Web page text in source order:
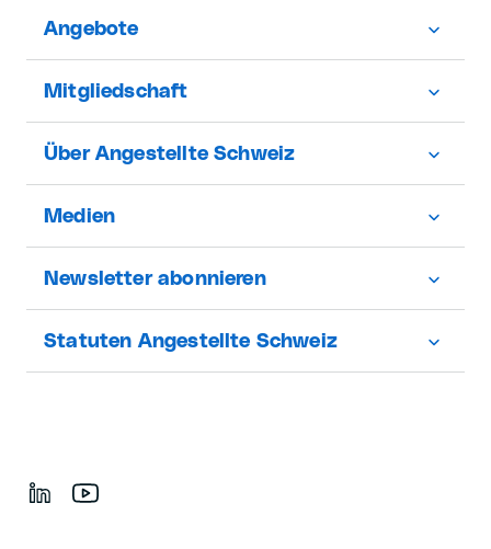
Angebote
Mitgliedschaft
Über Angestellte Schweiz
Medien
Newsletter abonnieren
Statuten Angestellte Schweiz